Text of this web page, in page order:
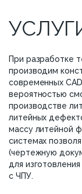
При разработке
производим
современных
вероятностью
производстве
литейных
массу литейной
системах
(чертежную
для
с ЧПУ.